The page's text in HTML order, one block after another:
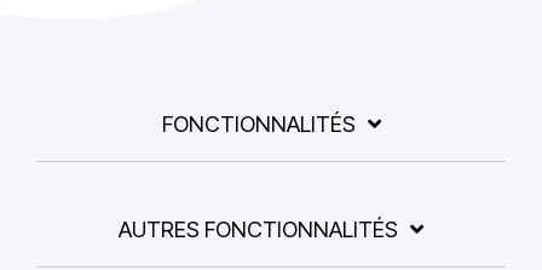
FONCTIONNALITÉS
AUTRES FONCTIONNALITÉS